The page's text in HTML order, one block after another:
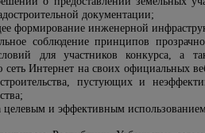
документации;
формирование инженерной
соблюдение принципов
для участников конкурса, а
Интернет на своих официальных
пустующих и
целевым и эффективным